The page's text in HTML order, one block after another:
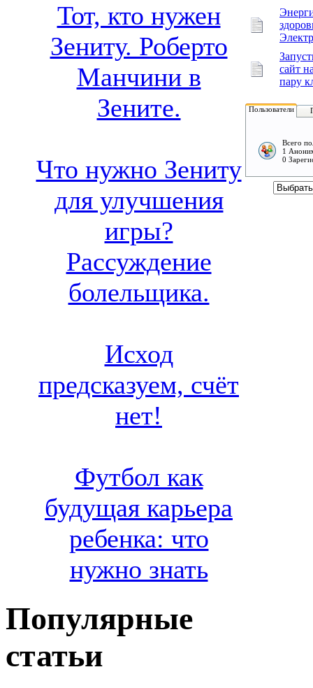
Тот, кто нужен
Зениту. Роберто
Манчини в
Зените.
Что нужно Зениту
для улучшения
игры?
Рассуждение
болельщика.
Исход
предсказуем, счёт
нет!
Футбол как
будущая карьера
ребенка: что
нужно знать
Популярные
статьи
сайт
пару
Пользователи
Всего
1
0